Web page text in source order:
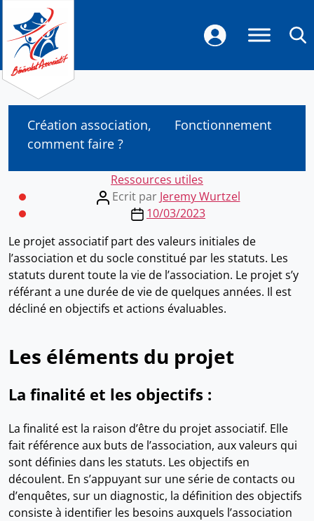
Création association,
comment faire ?
Fonctionnement
Categories
Ressources utiles
Post
author
Ecrit par Jeremy Wurtzel
Post10/03/2023
Le projet associatif part des valeurs initiales de
l’association et du socle constitué par les statuts. Les
statuts durent toute la vie de l’association. Le projet s’y
référant a une durée de vie de quelques années. Il est
décliné en objectifs et actions évaluables.
Les éléments du projet
La finalité et les objectifs :
La finalité est la raison d’être du projet associatif. Elle
fait référence aux buts de l’association, aux valeurs qui
sont définies dans les statuts. Les objectifs en
découlent. En s’appuyant sur une série de contacts ou
d’enquêtes, sur un diagnostic, la définition des objectifs
consiste à identifier les besoins auxquels l’association